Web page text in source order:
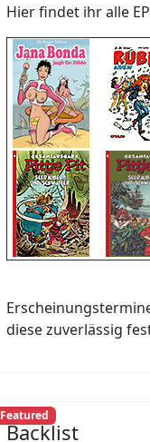
Hier findet ihr alle
diese zuverlässig
Featured
Backlist